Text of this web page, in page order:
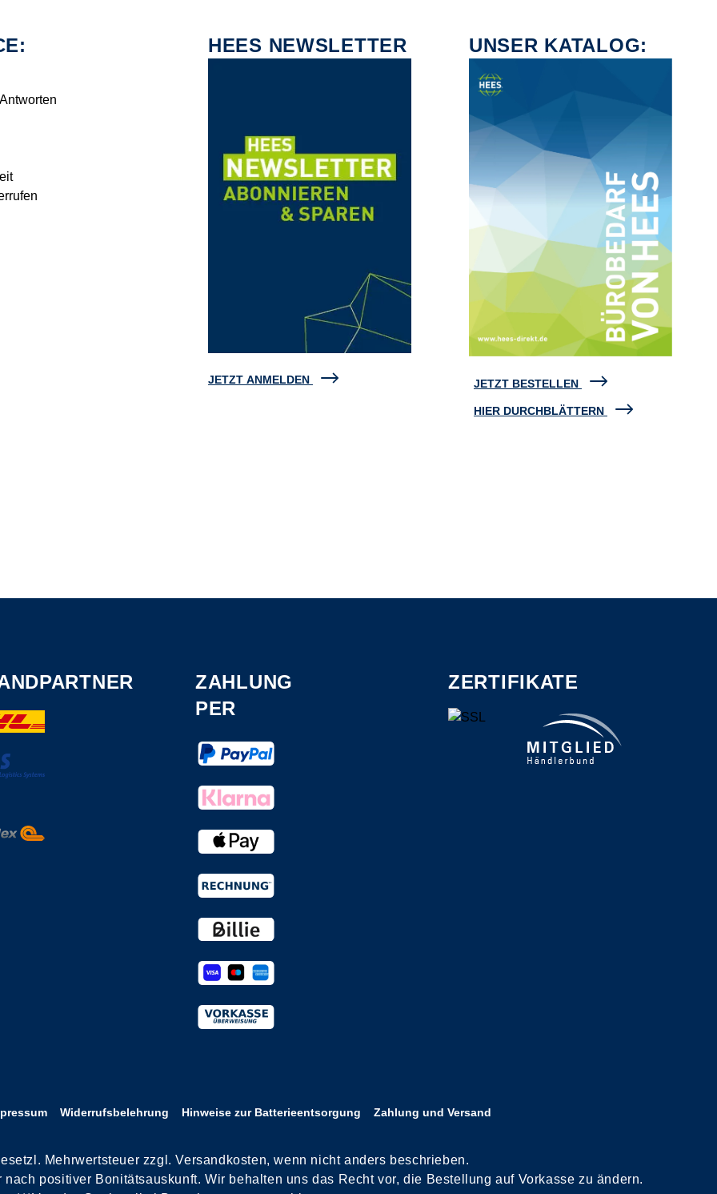
HEES NEWSLETTER
JETZT ANMELDEN
UNSER KATALOG:
JETZT BESTELLEN
HIER DURCHBLÄTTERN
ZAHLUNG
PER
ZERTIFIKATE
Widerrufsbelehrung Hinweise zur Batterieentsorgung Zahlung und Versand
Mehrwertsteuer zzgl. Versandkosten, wenn nicht anders beschrieben.
positiver Bonitätsauskunft. Wir behalten uns das Recht vor, die Bestellung auf Vorkasse zu ändern.